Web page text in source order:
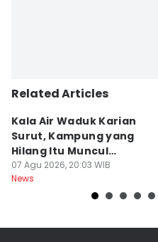
Related Articles
Kala Air Waduk Karian
Surut, Kampung yang
Hilang Itu Muncul
Kembali
07 Agu 2026, 20:03 WIB
News